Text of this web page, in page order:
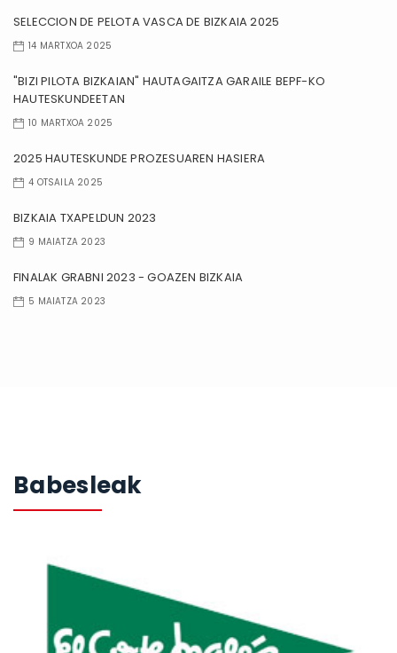
SELECCION DE PELOTA VASCA DE BIZKAIA 2025
14 MARTXOA 2025
"BIZI PILOTA BIZKAIAN" HAUTAGAITZA GARAILE BEPF-KO
HAUTESKUNDEETAN
10 MARTXOA 2025
2025 HAUTESKUNDE PROZESUAREN HASIERA
4 OTSAILA 2025
BIZKAIA TXAPELDUN 2023
9 MAIATZA 2023
FINALAK GRABNI 2023 - GOAZEN BIZKAIA
5 MAIATZA 2023
Babesleak